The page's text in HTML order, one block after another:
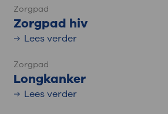
Zorgpad
Zorgpad hiv
Lees verder
Zorgpad
Longkanker
Lees verder